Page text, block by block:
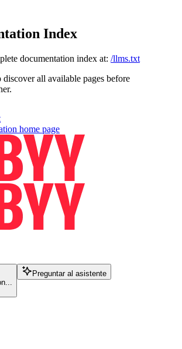
Index
documentation index at: /llms.txt
all available pages before
home page
Preguntar al asistente